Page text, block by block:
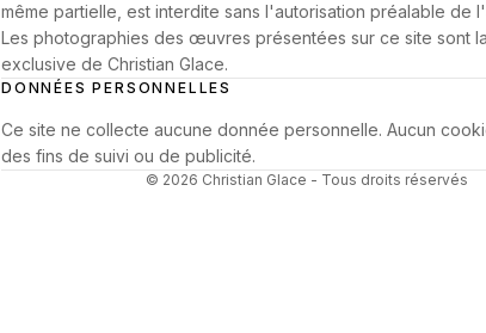
même partielle, est interdite sans l'autorisation préalable de l'
Les photographies des œuvres présentées sur ce site sont
exclusive de Christian Glace.
DONNÉES PERSONNELLES
Ce site ne collecte aucune donnée personnelle. Aucun
des fins de suivi ou de publicité.
© 2026 Christian Glace - Tous droits réservés